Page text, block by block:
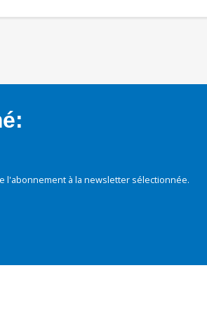
à la newsletter sélectionnée.